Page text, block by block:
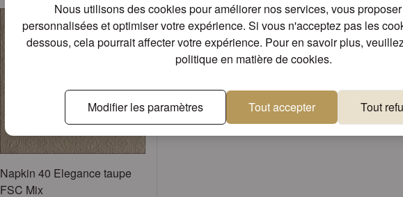
Nous utilisons des cookies pour améliorer nos services, vous
personnalisées et optimiser votre expérience. Si vous n'acceptez pas les
dessous, cela pourrait affecter votre expérience. Pour en savoir plus,
politique en matière de cookies.
Modifier les paramètres Tout accepter Tout
Napkin 40 Elegance taupe
FSC Mix